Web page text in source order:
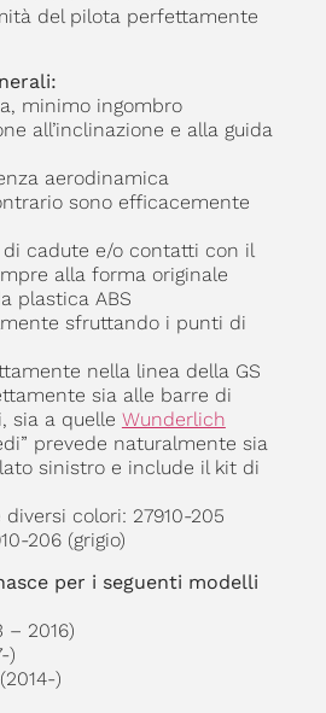
del pilota perfettamente
minimo ingombro
all’inclinazione e alla guida
aerodinamica
sono efficacemente
di cadute e/o contatti con il
alla forma originale
plastica ABS
sfruttando i punti di
nella linea della GS
sia alle barre di
sia a quelle Wunderlich
prevede naturalmente sia
sinistro e include il kit di
colori: 27910-205
206 (grigio)
per i seguenti modelli
– 2016)
)
)